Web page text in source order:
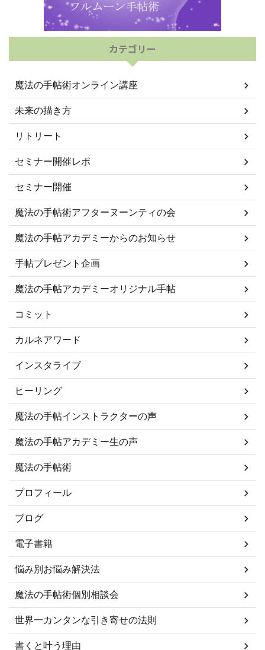
カテゴリー
魔法の手帖術オンライン講座
未来の描き方
リトリート
セミナー開催レポ
セミナー開催
魔法の手帖術アフターヌーンティの会
魔法の手帖アカデミーからのお知らせ
手帖プレゼント企画
魔法の手帖アカデミーオリジナル手帖
コミット
カルネアワード
インスタライブ
ヒーリング
魔法の手帖インストラクターの声
魔法の手帖アカデミー生の声
魔法の手帖術
プロフィール
ブログ
電子書籍
悩み別お悩み解決法
魔法の手帖術個別相談会
世界一カンタンな引き寄せの法則
書くと叶う理由